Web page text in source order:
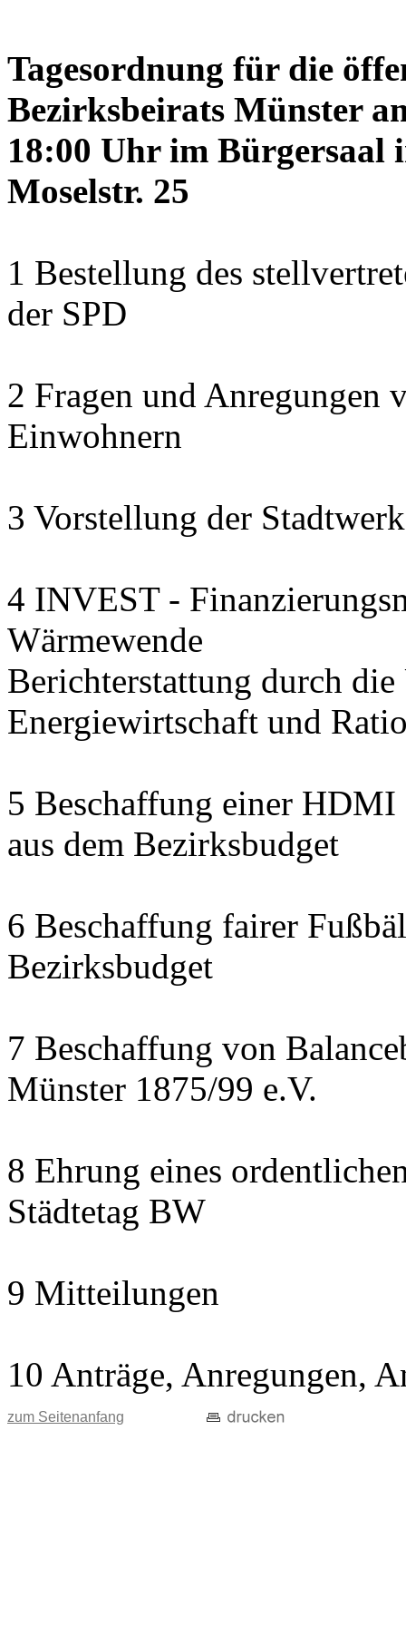
Tagesordnung für die
Bezirksbeirats Münster
18:00 Uhr im
Moselstr. 25
1 Bestellung des
der SPD
2 Fragen und Anregungen
Einwohnern
3 Vorstellung der
4 INVEST -
Wärmewende
Berichterstattung durch
Energiewirtschaft und
5 Beschaffung einer
aus dem Bezirksbudget
6 Beschaffung fairer
Bezirksbudget
7 Beschaffung von
Münster 1875/99 e.V.
8 Ehrung eines
Städtetag BW
9 Mitteilungen
10 Anträge, Anregungen,
zum Seitenanfang